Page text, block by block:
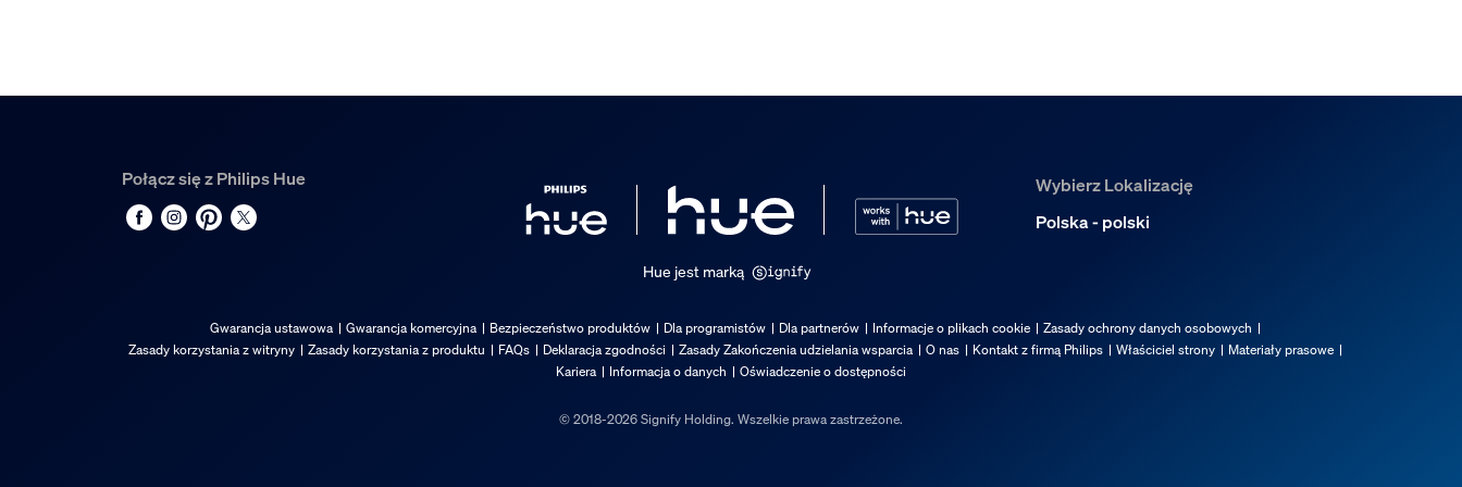
Połącz się z Philips Hue
Wybierz Lokalizację
Polska - polski
Hue jest marką
Gwarancja ustawowa Gwarancja komercyjna Bezpieczeństwo produktów Dla programistów Dla partnerów Informacje o plikach cookie
Zasady ochrony danych osobowych
Zasady korzystania z witryny
Zasady korzystania z produktu FAQs Deklaracja zgodności Zasady Zakończenia udzielania wsparcia O nas Kontakt z firmą Philips Właściciel strony
Materiały prasowe
Kariera
Informacja o danych Oświadczenie o dostępności
© 2018-2026 Signify Holding. Wszelkie prawa zastrzeżone.